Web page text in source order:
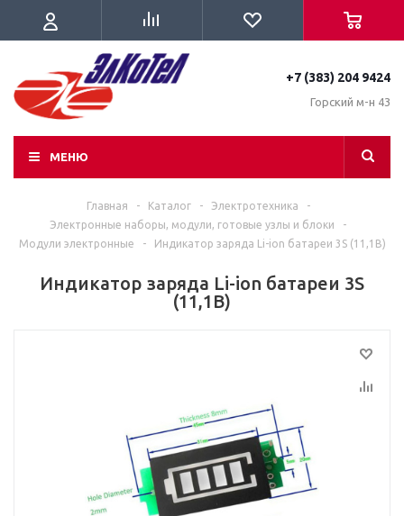
+7 (383) 204 9424
Горский м-н 43
МЕНЮ
Главная - Каталог - Электротехника
-
Электронные наборы, модули, готовые узлы и блоки
-
Модули электронные
- Индикатор заряда Li-ion батареи 3S (11,1В)
Индикатор заряда Li-ion батареи 3S
(11,1В)